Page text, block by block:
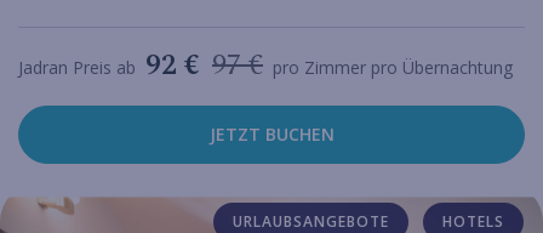
Jadran Preis ab 92 € 97 € pro Zimmer pro Übernachtung
JETZT BUCHEN
URLAUBSANGEBOTE HOTELS